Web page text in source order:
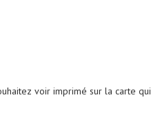
voir imprimé sur la carte qui